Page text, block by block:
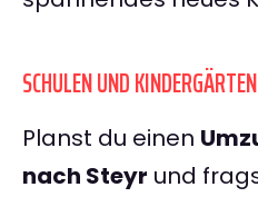
SCHULEN UND
Planst du einen
nach Steyr und